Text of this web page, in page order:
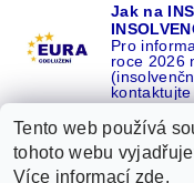
Jak na
Pro
roce 2026
kontaktujte
Tento web používá
tohoto webu
Více informací zde.